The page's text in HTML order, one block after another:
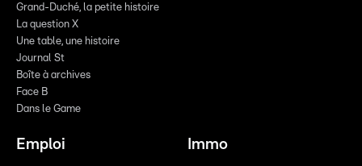
Grand-Duché, la petite histoire
La question X
Une table, une histoire
Journal St
Boîte à archives
Face B
Dans le Game
Emploi Immo